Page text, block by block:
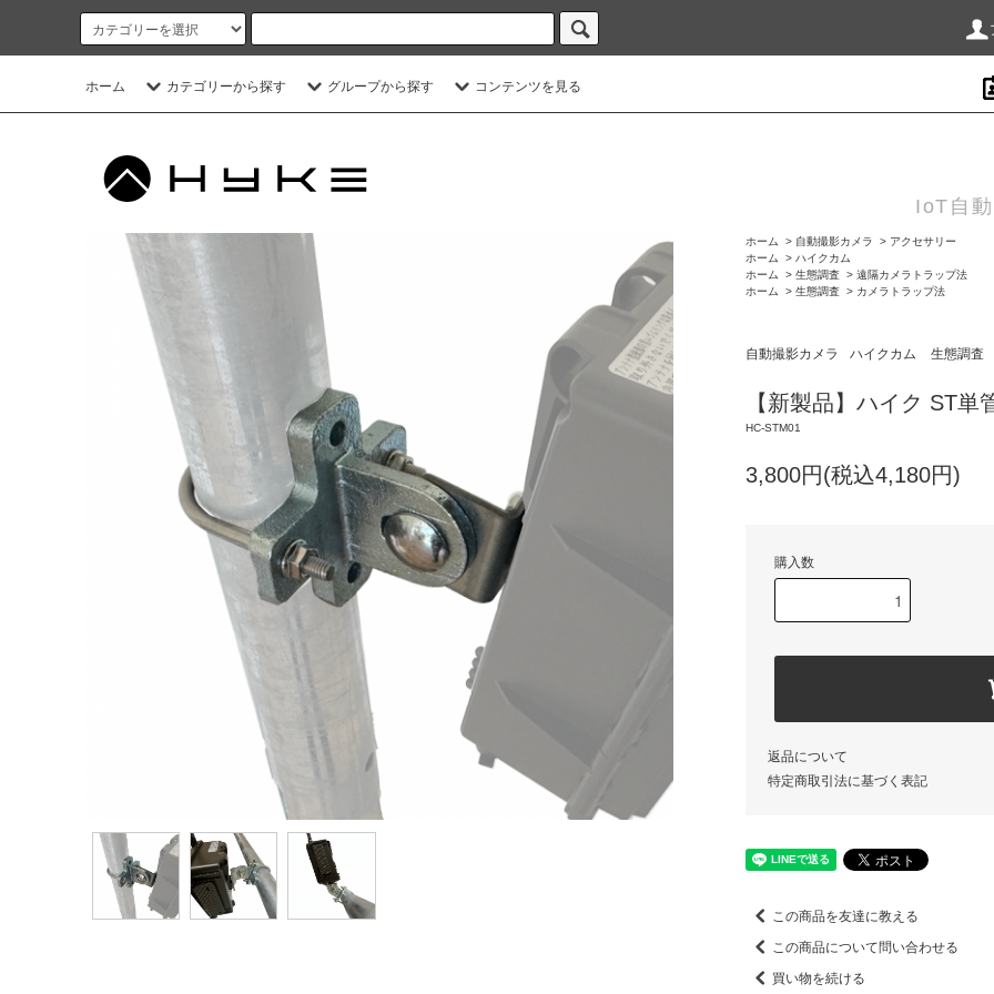
ホーム カテゴリーから探す グループから探す コンテンツを見る
IoT自
ホーム > 自動撮影カメラ > アクセサリー
ホーム
> ハイクカム
ホーム
> 生態調査 > 遠隔カメラトラップ法
ホーム
> 生態調査 > カメラトラップ法
自動撮影カメラ ハイクカム 生態調査
【新製品】ハイク ST単
HC-STM01
3,800円(税込4,180円)
購入数
返品について
特定商取引法に基づく表記
この商品を友達に教える
この商品について問い合わせる
買い物を続ける